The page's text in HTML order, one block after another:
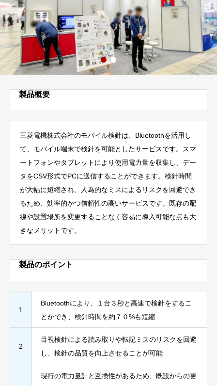
製品概要
三菱電機株式会社のモバイル検針は、Bluetoothを活用し
て、モバイル端末で検針を可能としたサービスです。スマ
ートフォンやタブレットにより使用電力量を収集し、デー
タをCSV形式でPCに送信することができます。検針時間
が大幅に短縮され、人為的なミスによるリスクを回避でき
るため、効率的かつ信頼性の高いサービスです。既存の配
線や設置場所を変更することなく容易に導入可能な点も大
きなメリットです。
製品のポイント
1
Bluetoothにより、１台３秒と高速で検針をするこ
とができ、検針時間を約７０%も短縮
2
目視検針による読み取りや転記ミスのリスクを回避
し、検針の品質を向上させることが可能
現行の電力量計と互換性があるため、既設からの更